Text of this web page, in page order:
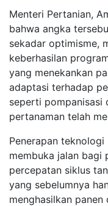
Menteri Pertanian,
bahwa angka
sekadar optimisme,
keberhasilan
yang menekankan
adaptasi terhadap
seperti pompanisasi
pertanaman telah
Penerapan
membuka jalan bagi
percepatan siklus
yang sebelumnya
menghasilkan